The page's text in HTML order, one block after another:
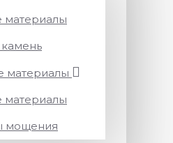
материалы
материалы
материалы
мощения